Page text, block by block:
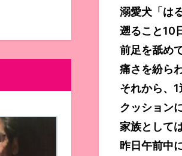
溺愛犬「は
遡ること10
前足を舐め
痛さを紛ら
それから、
クッション
家族として
昨日午前中